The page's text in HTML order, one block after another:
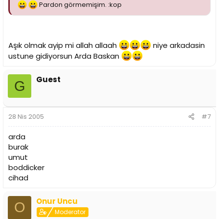
Pardon görmemişim. :kop
Aşık olmak ayip mi allah allaah
niye arkadasin
ustune gidiyorsun Arda Baskan
G Guest
28 Nis 2005 #7
arda
burak
umut
boddicker
cihad
O Onur Uncu
Moderator